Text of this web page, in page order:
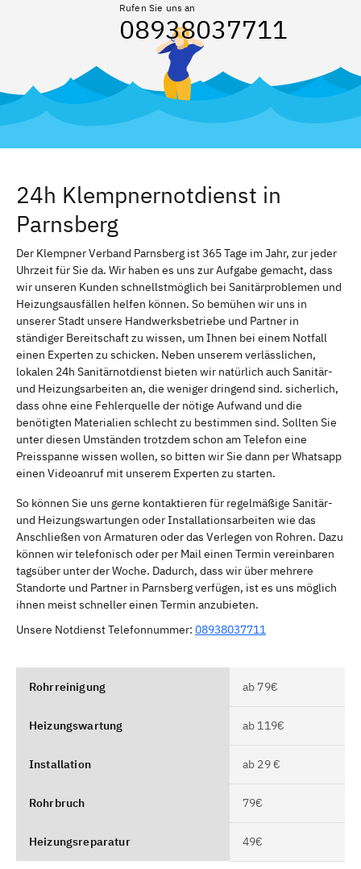
Rufen Sie uns an
08938037711
24h Klempnernotdienst in
Parnsberg
Der Klempner Verband Parnsberg ist 365 Tage im Jahr, zur jeder
Uhrzeit für Sie da. Wir haben es uns zur Aufgabe gemacht, dass
wir unseren Kunden schnellstmöglich bei Sanitärproblemen und
Heizungsausfällen helfen können. So bemühen wir uns in
unserer Stadt unsere Handwerksbetriebe und Partner in
ständiger Bereitschaft zu wissen, um Ihnen bei einem Notfall
einen Experten zu schicken. Neben unserem verlässlichen,
lokalen 24h Sanitärnotdienst bieten wir natürlich auch Sanitär-
und Heizungsarbeiten an, die weniger dringend sind. sicherlich,
dass ohne eine Fehlerquelle der nötige Aufwand und die
benötigten Materialien schlecht zu bestimmen sind. Sollten Sie
unter diesen Umständen trotzdem schon am Telefon eine
Preisspanne wissen wollen, so bitten wir Sie dann per Whatsapp
einen Videoanruf mit unserem Experten zu starten.
So können Sie uns gerne kontaktieren für regelmäßige Sanitär-
und Heizungswartungen oder Installationsarbeiten wie das
Anschließen von Armaturen oder das Verlegen von Rohren. Dazu
können wir telefonisch oder per Mail einen Termin vereinbaren
tagsüber unter der Woche. Dadurch, dass wir über mehrere
Standorte und Partner in Parnsberg verfügen, ist es uns möglich
ihnen meist schneller einen Termin anzubieten.
Unsere Notdienst Telefonnummer: 08938037711
Rohrreinigung ab 79€
Heizungswartung ab 119€
Installation ab 29 €
Rohrbruch 79€
Heizungsreparatur 49€